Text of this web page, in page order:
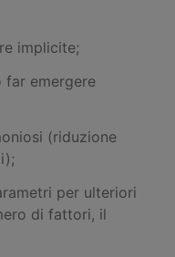
implicite;
far emergere
(riduzione
per ulteriori
di fattori, il